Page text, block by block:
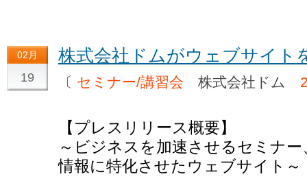
02月
19
株式会社ドムがウェブサイト
〔 セミナー/講習会 株式会社ドム
【プレスリリース概要】
～ビジネスを加速させるセミナ
情報に特化させたウェブサイト～